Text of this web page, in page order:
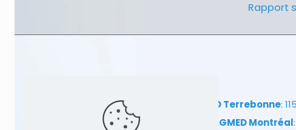
Rapport
Clinique TAGMED Terrebonne:
Clinique TAGMED Montréal